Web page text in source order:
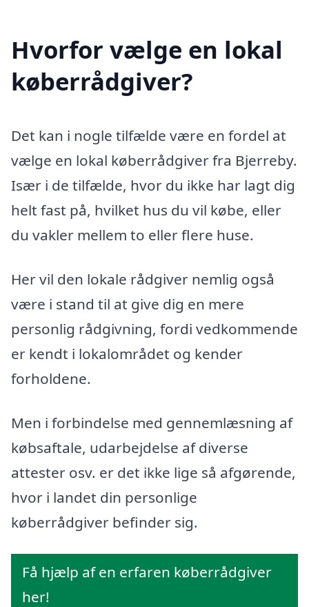
Hvorfor vælge en lokal
køberrådgiver?
Det kan i nogle tilfælde være en fordel at
vælge en lokal køberrådgiver fra Bjerreby.
Især i de tilfælde, hvor du ikke har lagt dig
helt fast på, hvilket hus du vil købe, eller
du vakler mellem to eller flere huse.
Her vil den lokale rådgiver nemlig også
være i stand til at give dig en mere
personlig rådgivning, fordi vedkommende
er kendt i lokalområdet og kender
forholdene.
Men i forbindelse med gennemlæsning af
købsaftale, udarbejdelse af diverse
attester osv. er det ikke lige så afgørende,
hvor i landet din personlige
køberrådgiver befinder sig.
Få hjælp af en erfaren køberrådgiver
her!